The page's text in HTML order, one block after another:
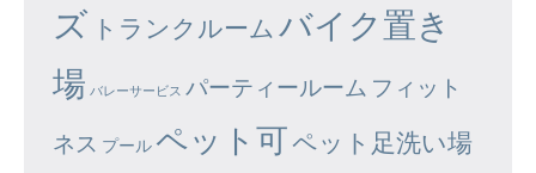
ズ トランクルーム バイク置き
場 バレーサービス パーティールーム フィット
ネス プール ペット可ペット足洗い場